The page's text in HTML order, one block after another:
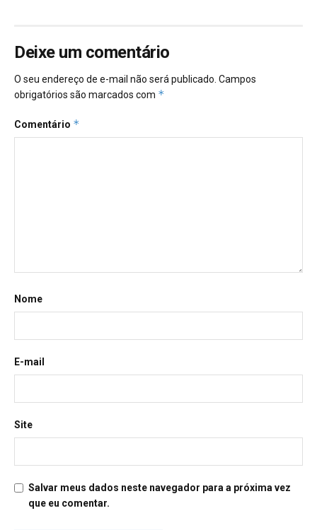
Deixe um comentário
O seu endereço de e-mail não será publicado. Campos
obrigatórios são marcados com *
Comentário *
Nome
E-mail
Site
Salvar meus dados neste navegador para a próxima vez
que eu comentar.